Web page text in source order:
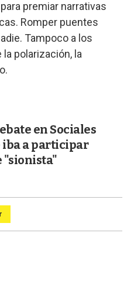
premiar narrativas
Romper puentes
Tampoco a los
polarización, la
en Sociales
iba a participar
"sionista"